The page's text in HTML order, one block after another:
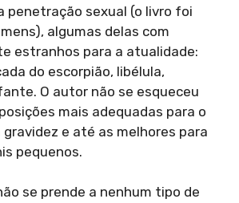
penetração sexual (o livro foi
algumas delas com
estranhos para a atualidade:
do escorpião, libélula,
O autor não se esqueceu
mais adequadas para o
e até as melhores para
pequenos.
se prende a nenhum tipo de